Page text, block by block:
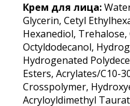
Крем для лица:
Glycerin, Cetyl
Hexanediol, Trehalose,
Octyldodecanol,
Hydrogenated
Esters, Acrylates/C10-
Crosspolymer,
Acryloyldimethyl